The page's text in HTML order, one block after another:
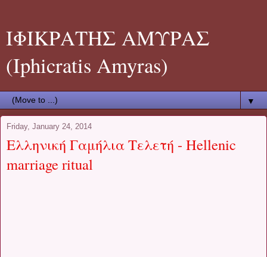
ΙΦΙΚΡΑΤΗΣ ΑΜΥΡΑΣ
(Iphicratis Amyras)
▼
Friday, January 24, 2014
Ελληνική Γαμήλια Τελετή - Hellenic
marriage ritual